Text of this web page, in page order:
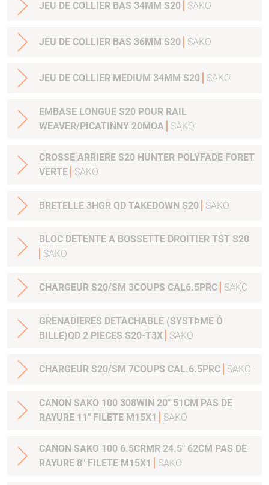
JEU DE COLLIER BAS 34MM S20 SAKO
JEU DE COLLIER BAS 36MM S20 SAKO
JEU DE COLLIER MEDIUM 34MM S20 SAKO
EMBASE LONGUE S20 POUR RAIL
WEAVER/PICATINNY 20MOA
SAKO
CROSSE ARRIERE S20 HUNTER POLYFADE FORET
VERTE
SAKO
BRETELLE 3HGR QD TAKEDOWN S20 SAKO
BLOC DETENTE A BOSSETTE DROITIER TST S20
SAKO
CHARGEUR S20/SM 3COUPS CAL6.5PRC SAKO
GRENADIERES DETACHABLE (SYSTÞME Ó
BILLE)QD 2 PIECES S20-T3X
SAKO
CHARGEUR S20/SM 7COUPS CAL.6.5PRC SAKO
CANON SAKO 100 308WIN 20" 51CM PAS DE
RAYURE 11" FILETE M15X1
SAKO
CANON SAKO 100 6.5CRMR 24.5" 62CM PAS DE
RAYURE 8" FILETE M15X1
SAKO